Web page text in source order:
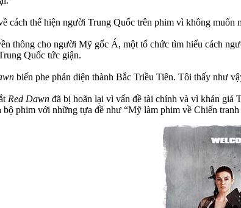
cách thể hiện người Trung Quốc trên phim vì không muốn
thông cho người Mỹ gốc Á, một tổ chức tìm hiểu cách
Quốc tức giận.
biến phe phản diện thành Bắc Triều Tiên. Tôi thấy như
Red Dawn đã bị hoãn lại vì vấn đề tài chính và vì khán giả
phim với những tựa đề như “Mỹ làm phim về Chiến